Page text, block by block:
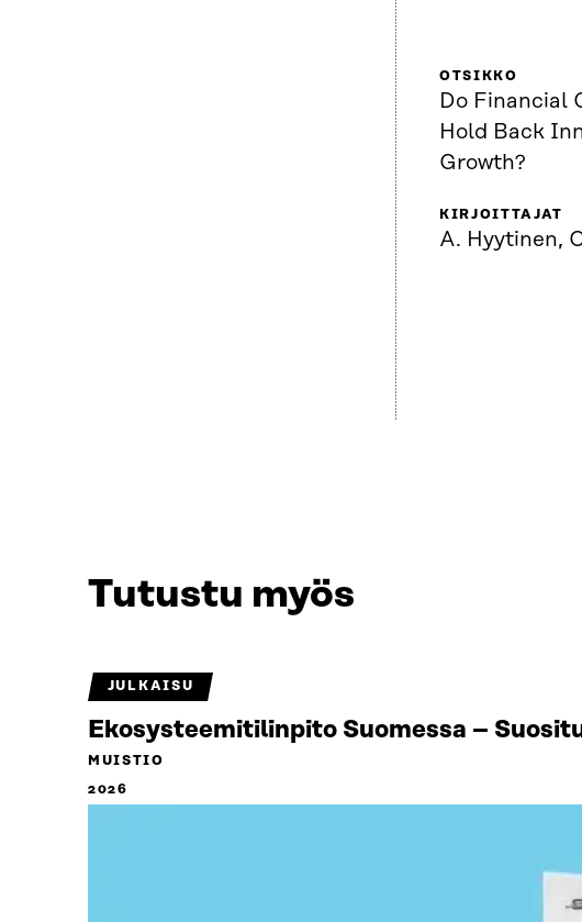
OTSIKKO
Do Financial
Hold Back
Growth?
KIRJOITTAJAT
A. Hyytinen,
Tutustu myös
JULKAISU
Ekosysteemitilinpito Suomessa –
MUISTIO
2026